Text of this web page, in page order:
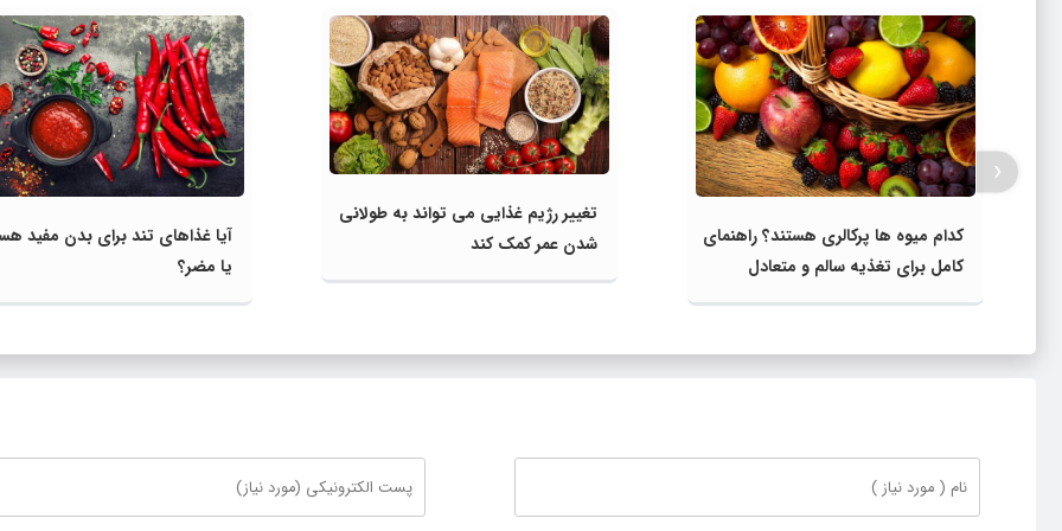
کدام میوه‌ ها پرکالری هستند؟ راهنمای
کامل برای تغذیه سالم و متعادل
تغییر رژیم غذایی می تواند به طولانی
شدن عمر کمک کند
آیا غذاهای تند برای بدن مفید
یا مضر؟
‹